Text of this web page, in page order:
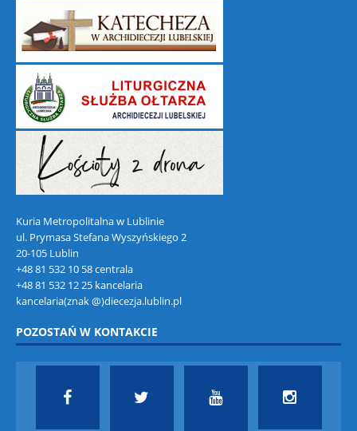
Kuria Metropolitalna w Lublinie
ul. Prymasa Stefana Wyszyńskiego 2
20-105 Lublin
+48 81 532 10 58 centrala
+48 81 532 12 25 kancelaria
kancelaria(znak @)diecezja.lublin.pl
POZOSTAŃ W KONTAKCIE